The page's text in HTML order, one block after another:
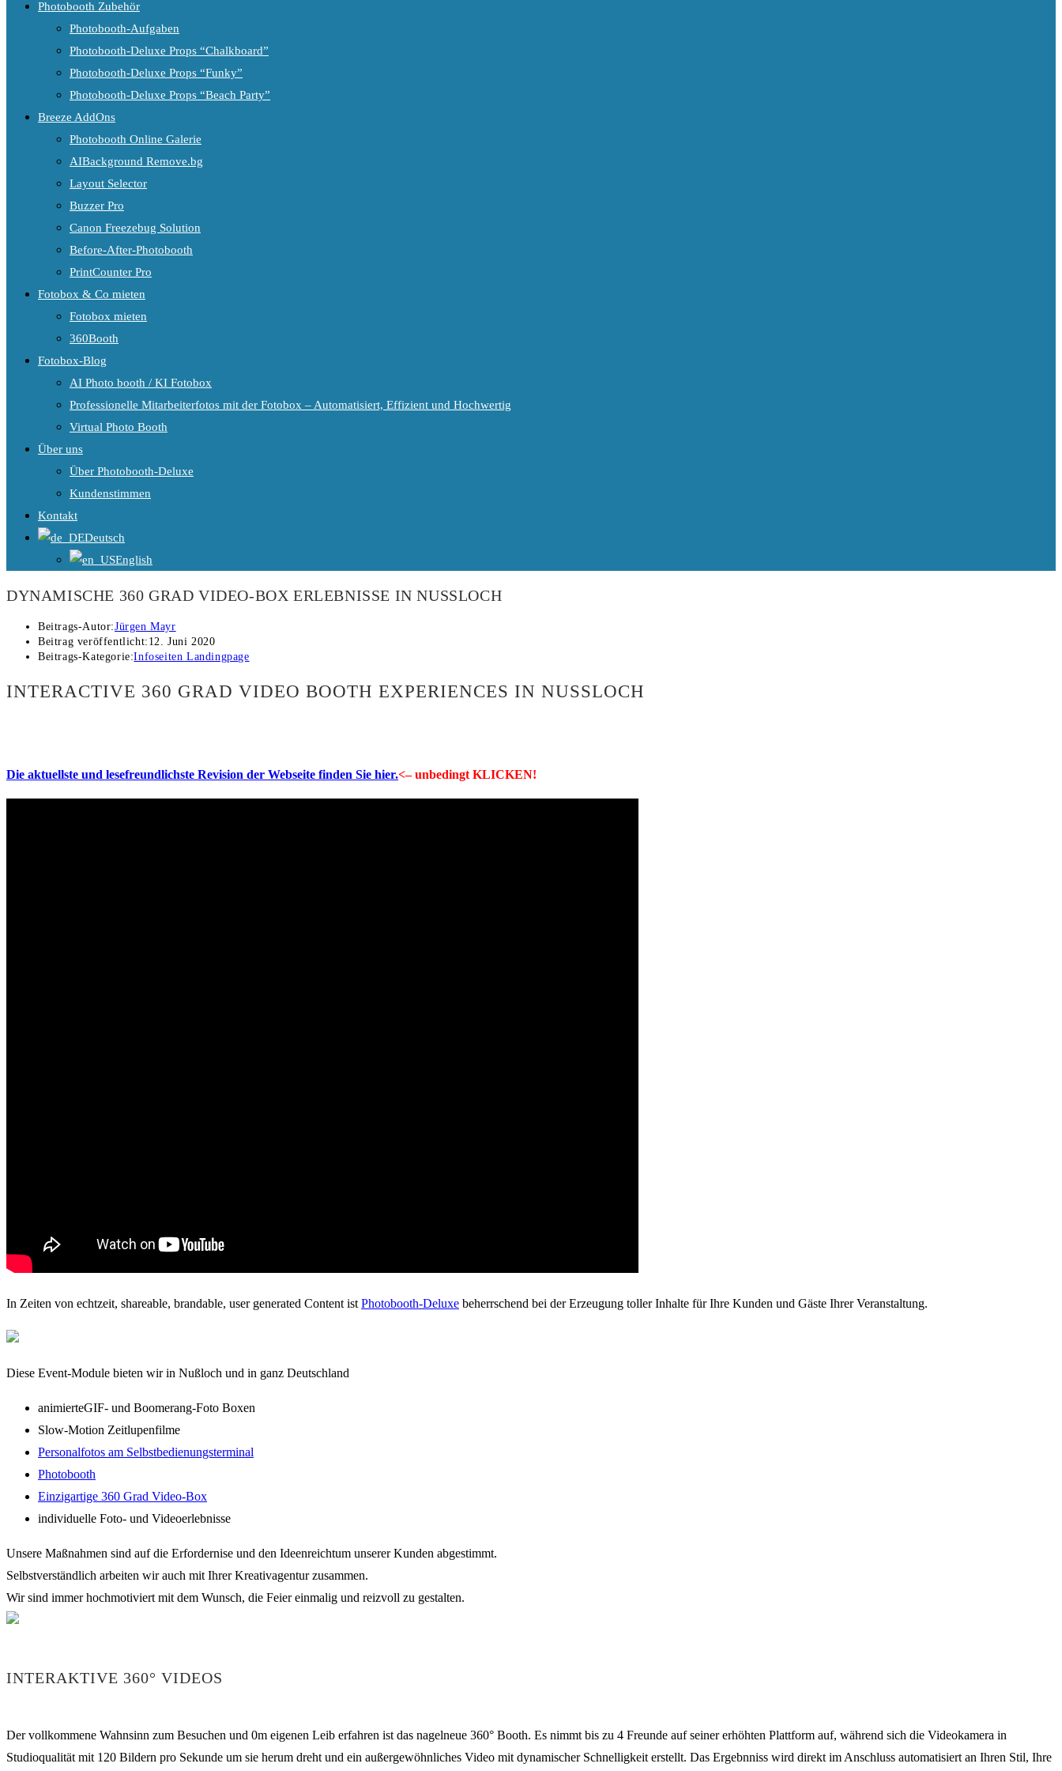
Photobooth Zubehör
Photobooth-Aufgaben
Photobooth-Deluxe Props “Chalkboard”
Photobooth-Deluxe Props “Funky”
Photobooth-Deluxe Props “Beach Party”
Breeze AddOns
Photobooth Online Galerie
AIBackground Remove.bg
Layout Selector
Buzzer Pro
Canon Freezebug Solution
Before-After-Photobooth
PrintCounter Pro
Fotobox & Co mieten
Fotobox mieten
360Booth
Fotobox-Blog
AI Photo booth / KI Fotobox
Professionelle Mitarbeiterfotos mit der Fotobox – Automatisiert, Effizient und Hochwertig
Virtual Photo Booth
Über uns
Über Photobooth-Deluxe
Kundenstimmen
Kontakt
Deutsch
English
DYNAMISCHE 360 GRAD VIDEO-BOX ERLEBNISSE IN NUSSLOCH
Beitrags-Autor:Jürgen Mayr
Beitrag veröffentlicht: 12. Juni 2020
Beitrags-Kategorie:Infoseiten Landingpage
INTERACTIVE 360 GRAD VIDEO BOOTH EXPERIENCES IN NUSSLOCH
Die aktuellste und lesefreundlichste Revision der Webseite finden Sie hier.<– unbedingt KLICKEN!
In Zeiten von echtzeit, shareable, brandable, user generated Content ist Photobooth-Deluxe beherrschend bei der Erzeugung toller Inhalte für Ihre Kunden und Gäste Ihrer Veranstaltung.
Diese Event-Module bieten wir in Nußloch und in ganz Deutschland
animierteGIF- und Boomerang-Foto Boxen
Slow-Motion Zeitlupenfilme
Personalfotos am Selbstbedienungsterminal
Photobooth
Einzigartige 360 Grad Video-Box
individuelle Foto- und Videoerlebnisse
Unsere Maßnahmen sind auf die Erfordernise und den Ideenreichtum unserer Kunden abgestimmt.
Selbstverständlich arbeiten wir auch mit Ihrer Kreativagentur zusammen.
Wir sind immer hochmotiviert mit dem Wunsch, die Feier einmalig und reizvoll zu gestalten.
INTERAKTIVE 360° VIDEOS
Der vollkommene Wahnsinn zum Besuchen und 0m eigenen Leib erfahren ist das nagelneue 360° Booth. Es nimmt bis zu 4 Freunde auf seiner erhöhten Plattform auf, während sich die Videokamera in
Studioqualität mit 120 Bildern pro Sekunde um sie herum dreht und ein außergewöhnliches Video mit dynamischer Schnelligkeit erstellt. Das Ergebnniss wird direkt im Anschluss automatisiert an Ihren Stil, Ihre